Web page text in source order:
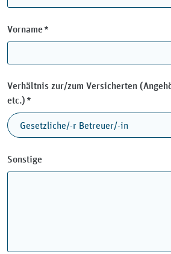
Vorname*
Verhältnis zur/zum Versicherten
etc.)*
Sonstige